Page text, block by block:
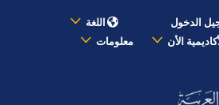
الدخول
اللغة
الأن معلومات